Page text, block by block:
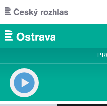
Přejít k hlavnímu obsahu